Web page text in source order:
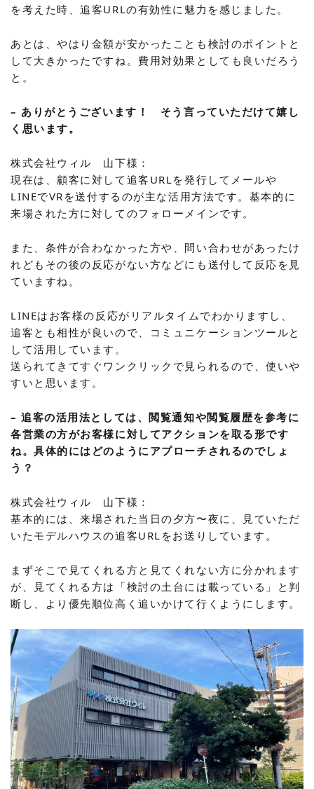
を考えた時、追客URLの有効性に魅力を感じました。
あとは、やはり金額が安かったことも検討のポイントと
して大きかったですね。費用対効果としても良いだろう
と。
– ありがとうございます！ そう言っていただけて嬉し
く思います。
株式会社ウィル 山下様：
現在は、顧客に対して追客URLを発行してメールや
LINEでVRを送付するのが主な活用方法です。基本的に
来場された方に対してのフォローメインです。
また、条件が合わなかった方や、問い合わせがあったけ
れどもその後の反応がない方などにも送付して反応を見
ていますね。
LINEはお客様の反応がリアルタイムでわかりますし、
追客とも相性が良いので、コミュニケーションツールと
して活用しています。
送られてきてすぐワンクリックで見られるので、使いや
すいと思います。
– 追客の活用法としては、閲覧通知や閲覧履歴を参考に
各営業の方がお客様に対してアクションを取る形です
ね。具体的にはどのようにアプローチされるのでしょ
う？
株式会社ウィル 山下様：
基本的には、来場された当日の夕方〜夜に、見ていただ
いたモデルハウスの追客URLをお送りしています。
まずそこで見てくれる方と見てくれない方に分かれます
が、見てくれる方は「検討の土台には載っている」と判
断し、より優先順位高く追いかけて行くようにします。